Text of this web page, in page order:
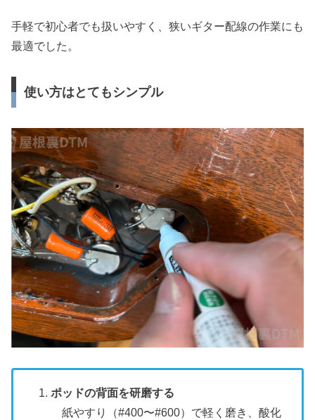
手軽で初心者でも扱いやすく、狭いギター配線の作業にも
最適でした。
使い方はとてもシンプル
ポッドの背面を研磨する
紙やすり（#400〜#600）で軽く磨き、酸化